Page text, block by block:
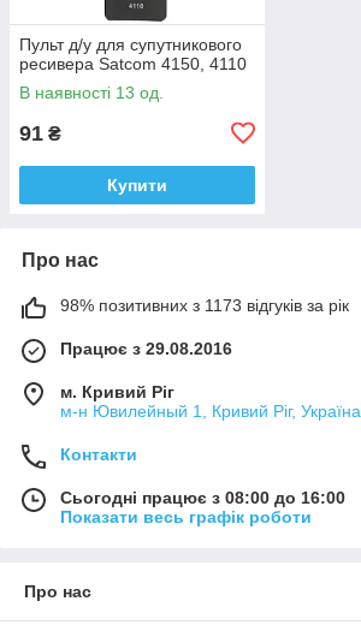
Пульт д/у для супутникового
ресивера Satcom 4150, 4110
В наявності 13 од.
91 ₴
Купити
Про нас
98% позитивних з 1173 відгуків за рік
Працює з 29.08.2016
м. Кривий Ріг
м-н Ювилейный 1, Кривий Ріг, Україна
Контакти
Сьогодні працює з 08:00 до 16:00
Показати весь графік роботи
Про нас